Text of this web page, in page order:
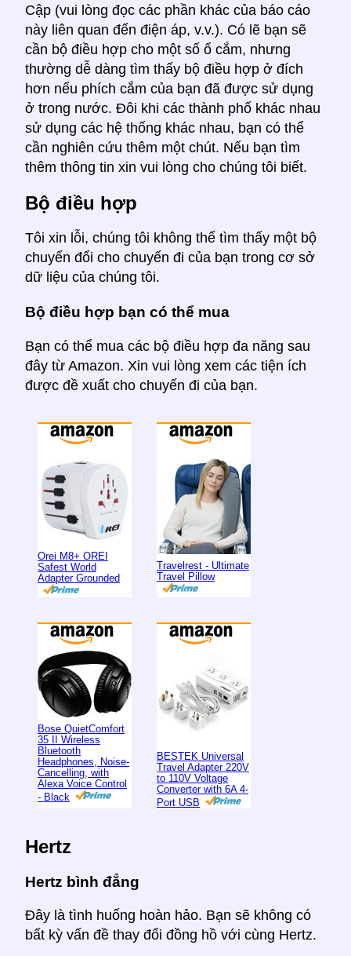
Cập (vui lòng đọc các phần khác của báo cáo
này liên quan đến điện áp, v.v.). Có lẽ bạn sẽ
cần bộ điều hợp cho một số ổ cắm, nhưng
thường dễ dàng tìm thấy bộ điều hợp ở đích
hơn nếu phích cắm của bạn đã được sử dụng
ở trong nước. Đôi khi các thành phố khác nhau
sử dụng các hệ thống khác nhau, bạn có thể
cần nghiên cứu thêm một chút. Nếu bạn tìm
thêm thông tin xin vui lòng cho chúng tôi biết.
Bộ điều hợp
Tôi xin lỗi, chúng tôi không thể tìm thấy một bộ
chuyển đổi cho chuyến đi của bạn trong cơ sở
dữ liệu của chúng tôi.
Bộ điều hợp bạn có thể mua
Bạn có thể mua các bộ điều hợp đa năng sau
đây từ Amazon. Xin vui lòng xem các tiện ích
được đề xuất cho chuyến đi của bạn.
Orei M8+ OREI
Safest World
Adapter Grounded
Travelrest - Ultimate
Travel Pillow
Bose QuietComfort
35 II Wireless
Bluetooth
Headphones, Noise-
Cancelling, with
Alexa Voice Control
- Black
BESTEK Universal
Travel Adapter 220V
to 110V Voltage
Converter with 6A 4-
Port USB
Hertz
Hertz bình đẳng
Đây là tình huống hoàn hảo. Bạn sẽ không có
bất kỳ vấn đề thay đổi đồng hồ với cùng Hertz.